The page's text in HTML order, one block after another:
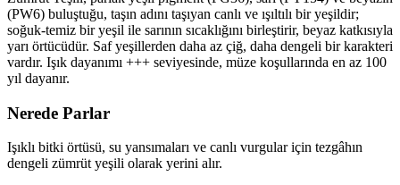
(PW6) buluştuğu, taşın adını taşıyan canlı ve ışıltılı bir yeşildir;
soğuk-temiz bir yeşil ile sarının sıcaklığını birleştirir, beyaz katkısıyla
yarı örtücüdür. Saf yeşillerden daha az çiğ, daha dengeli bir karakteri
vardır. Işık dayanımı +++ seviyesinde, müze koşullarında en az 100
yıl dayanır.
Nerede Parlar
Işıklı bitki örtüsü, su yansımaları ve canlı vurgular için tezgâhın
dengeli zümrüt yeşili olarak yerini alır.